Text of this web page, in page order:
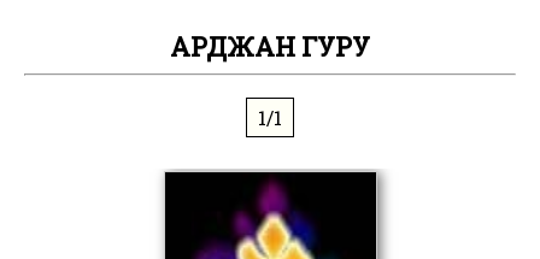
АРДЖАН ГУРУ
1/1